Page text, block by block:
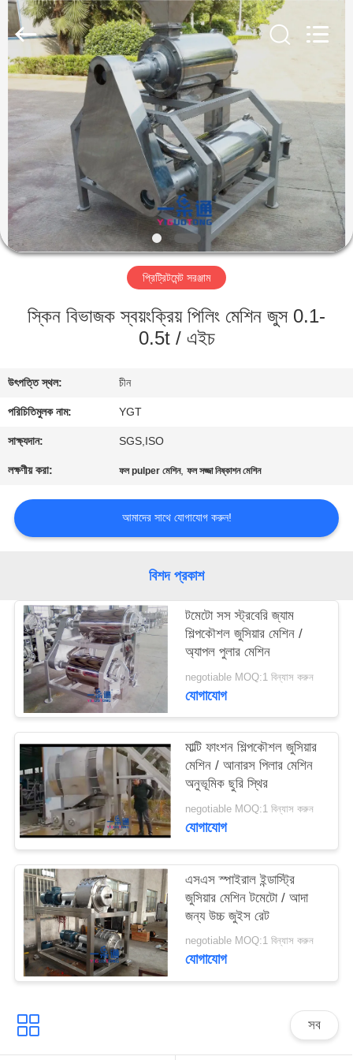
বাড়ি
পণ্য
ভিডিও
VR
প্রদর্শন
আমাদের
কারখানা
ভ্রমণ
মান
যোগাযোগ
খবর
কেস
সাইট
ম্যাপ
PRIVACY
POLICY
IMP.&EXP.
CO.,LTD.
All
Rights
Reserved.
by
ECER
প্রিট্রিটমেন্ট সরঞ্জাম
স্কিন বিভাজক স্বয়ংক্রিয় পিলিং মেশিন জুস 0.1-
0.5t / এইচ
উৎপত্তি স্থল: চীন
পরিচিতিমুলক নাম: YGT
সাক্ষ্যদান: SGS,ISO
লক্ষণীয় করা: ফল pulper মেশিন,ফল সজ্জা নিষ্কাশন মেশিন
আমাদের সাথে যোগাযোগ করুন!
বিশদ প্রকাশ
টমেটো সস স্ট্রবেরি জ্যাম
শিল্পকৌশল জুসিয়ার মেশিন /
অ্যাপল পুলার মেশিন
negotiable MOQ:1 বিন্যাস করুন
যোগাযোগ
মাল্টি ফাংশন শিল্পকৌশল জুসিয়ার
মেশিন / আনারস পিলার মেশিন
অনুভূমিক ছুরি স্থির
negotiable MOQ:1 বিন্যাস করুন
যোগাযোগ
এসএস স্পাইরাল ইন্ডাস্ট্রি
জুসিয়ার মেশিন টমেটো / আদা
জন্য উচ্চ জুইস রেট
negotiable MOQ:1 বিন্যাস করুন
যোগাযোগ
সব